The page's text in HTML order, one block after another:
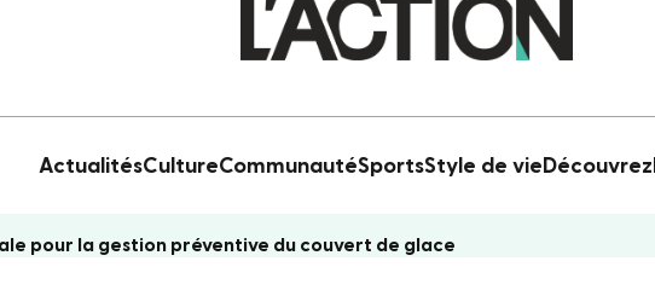
ActualitésCultureCommunautéSportsStyle de vie Découvrez
pour la gestion préventive du couvert de glace